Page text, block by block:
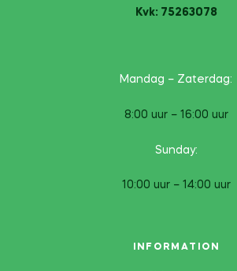
Kvk: 75263078
Mandag – Zaterdag:
8:00 uur – 16:00 uur
Sunday:
10:00 uur – 14:00 uur
INFORMATION